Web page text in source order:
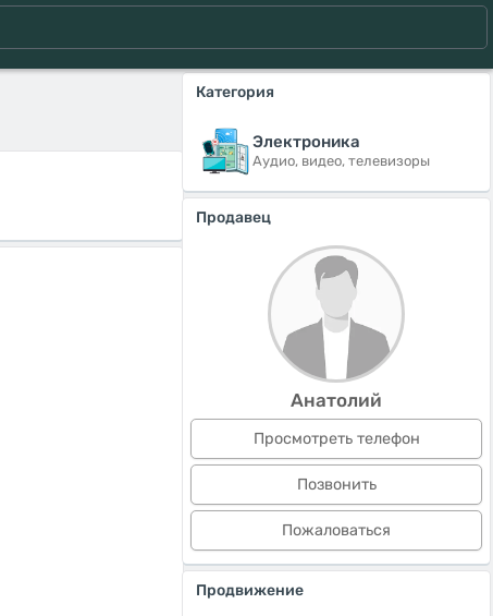
Категория
Электроника
Аудио, видео, телевизоры
Продавец
Анатолий
Просмотреть телефон
Позвонить
Пожаловаться
Продвижение